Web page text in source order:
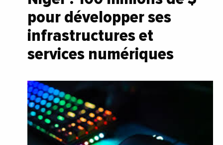
pour développer ses
infrastructures et
services numériques